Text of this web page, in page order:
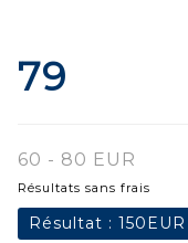
79
60 - 80 EUR
Résultats sans frais
Résultat : 150EUR